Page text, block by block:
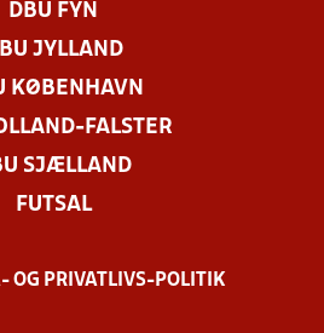
DBU FYN
JYLLAND
KØBENHAVN
FALSTER
SJÆLLAND
FUTSAL
OG PRIVATLIVS-POLITIK